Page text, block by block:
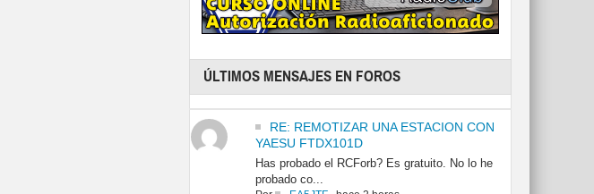
ÚLTIMOS MENSAJES EN FOROS
RE: REMOTIZAR UNA ESTACION CON
YAESU FTDX101D
Has probado el RCForb? Es gratuito. No lo he
probado co...